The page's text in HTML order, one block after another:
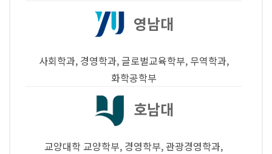
영남대
사회학과, 경영학과, 글로벌교육학부, 무역학과,
화학공학부
호남대
교양대학 교양학부, 경영학부, 관광경영학과,